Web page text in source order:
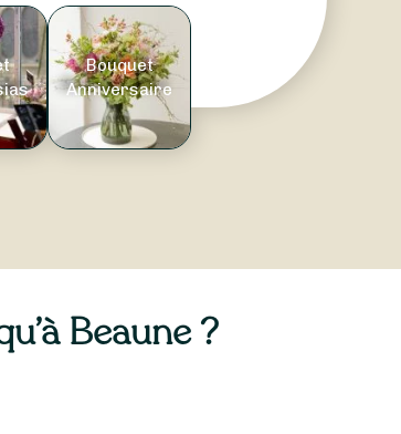
Bouquet
Anniversaire
Beaune ?